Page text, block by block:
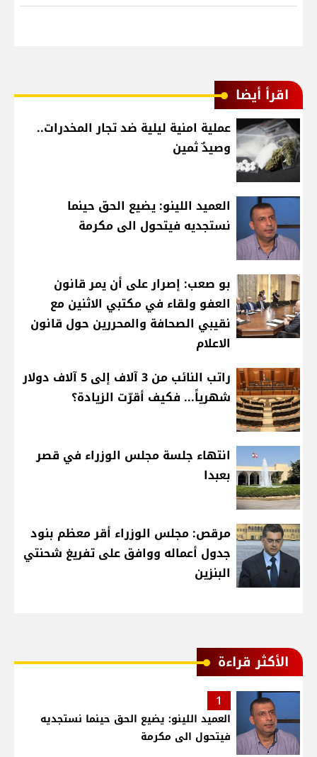
اقرأ أيضا
عملية امنية ليلية ضد تجار المخدرات..
وصيدٌ ثمين
العميد اللينو: يضيع الحق حينما
نستجديه فيتحول الى مكرمة
بو صعب: إصرار على أن يمر قانون
العفو ولقاء في مكتبي الاثنين مع
نقيبي الصحافة والمحررين حول قانون
الاعلام
راتب النائب من 3 آلاف إلى 5 آلاف دولار
شهرياً... فكيف أقرّت الزيادة؟
انتهاء جلسة مجلس الوزراء في قصر
بعبدا
مرقص: مجلس الوزراء أقر معظم بنود
جدول أعماله ووافق على تفريغ شحنتي
البنزين
الأكثر قراءة
1
العميد اللينو: يضيع الحق حينما نستجديه
فيتحول الى مكرمة